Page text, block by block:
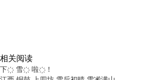
相关阅读
下҉ 雪҉ 啦҉！